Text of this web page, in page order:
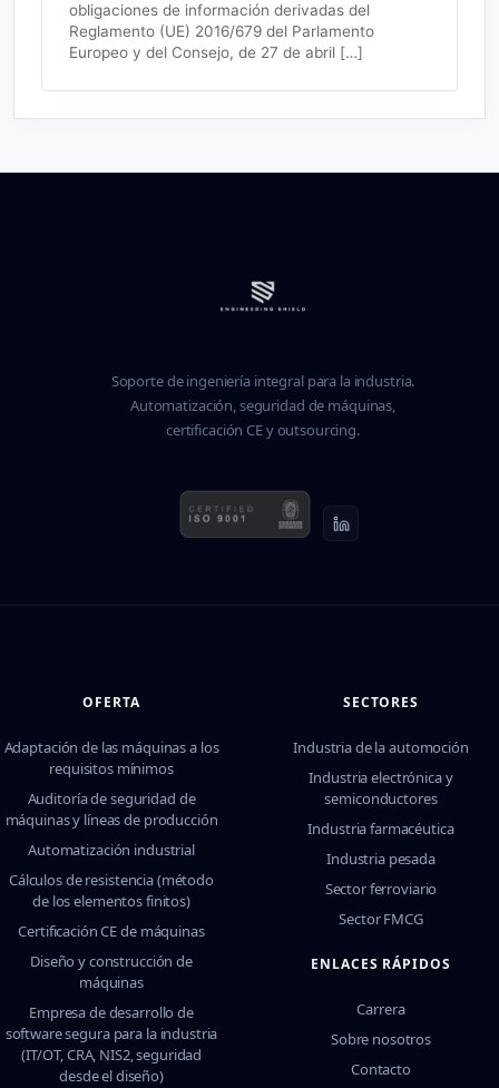
obligaciones de información derivadas del
Reglamento (UE) 2016/679 del Parlamento
Europeo y del Consejo, de 27 de abril […]
Soporte de ingeniería integral para la industria.
Automatización, seguridad de máquinas,
certificación CE y outsourcing.
OFERTA
Adaptación de las máquinas a los
requisitos mínimos
Auditoría de seguridad de
máquinas y líneas de producción
Automatización industrial
Cálculos de resistencia (método
de los elementos finitos)
Certificación CE de máquinas
Diseño y construcción de
máquinas
Empresa de desarrollo de
software segura para la industria
(IT/OT, CRA, NIS2, seguridad
desde el diseño)
SECTORES
Industria de la automoción
Industria electrónica y
semiconductores
Industria farmacéutica
Industria pesada
Sector ferroviario
Sector FMCG
ENLACES RÁPIDOS
Carrera
Sobre nosotros
Contacto